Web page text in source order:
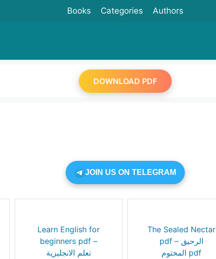
Books Categories Authors
DOWNLOAD PDF
JOIN US ON TELEGRAM
Learn English for
beginners pdf –
تعلم الانجليزية
The Sealed Nectar
pdf – الرحيق
المختوم pdf